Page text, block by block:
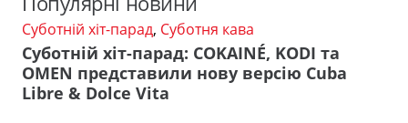
Суботній хіт-парад, Суботня кава
Суботній хіт-парад: COKAINÉ, KODI та
OMEN представили нову версію Cuba
Libre & Dolce Vita